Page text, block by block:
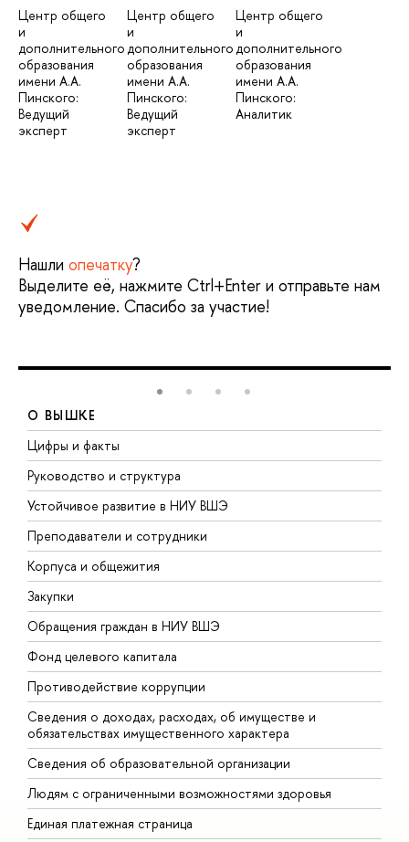
Центр общего
и
дополнительного
образования
имени А.А.
Пинского:
Ведущий
эксперт
Центр общего
и
дополнительного
образования
имени А.А.
Пинского:
Ведущий
эксперт
Центр общего
и
дополнительного
образования
имени А.А.
Пинского:
Аналитик
Нашли опечатку?
Выделите её, нажмите Ctrl+Enter и отправьте нам
уведомление. Спасибо за участие!
О ВЫШКЕ
Цифры и факты
Руководство и структура
Устойчивое развитие в НИУ ВШЭ
Преподаватели и сотрудники
Корпуса и общежития
Закупки
Обращения граждан в НИУ ВШЭ
Фонд целевого капитала
Противодействие коррупции
Сведения о доходах, расходах, об имуществе и
обязательствах имущественного характера
Сведения об образовательной организации
Людям с ограниченными возможностями здоровья
Единая платежная страница